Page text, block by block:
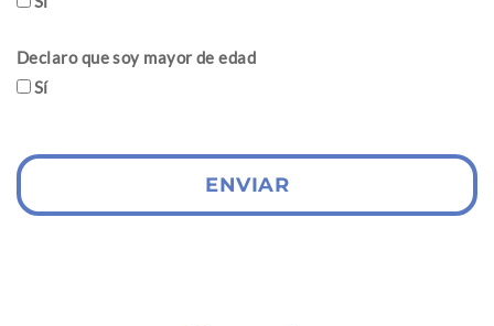
Declaro que soy mayor de edad
Sí
ENVIAR